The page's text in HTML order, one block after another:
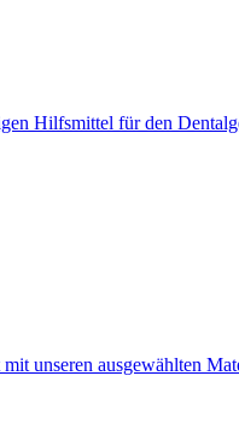
Hilfsmittel für den
unseren ausgewählten